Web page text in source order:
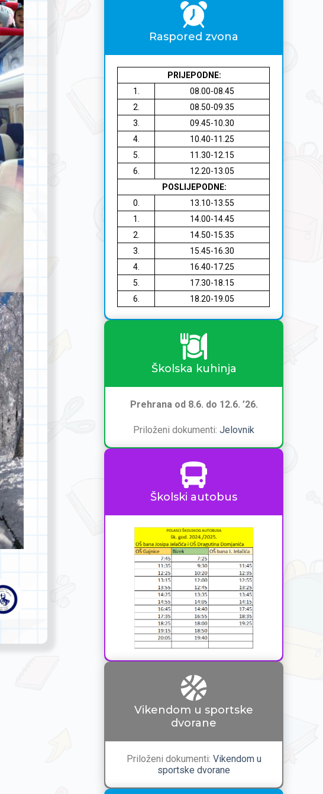
Raspored zvona
PRIJEPODNE:
1.
08.00-08.45
2.
08.50-09.35
3.
09.45-10.30
4.
10.40-11.25
5.
11.30-12.15
6.
12.20-13.05
POSLIJEPODNE:
0.
13.10-13.55
1.
14.00-14.45
2.
14.50-15.35
3.
15.45-16.30
4.
16.40-17.25
5.
17.30-18.15
6.
18.20-19.05
Školska kuhinja
Prehrana od 8.6. do 12.6. ’26.
Priloženi dokumenti:Jelovnik
Školski autobus
Vikendom u sportske
dvorane
Priloženi dokumenti: Vikendom u
sportske dvorane